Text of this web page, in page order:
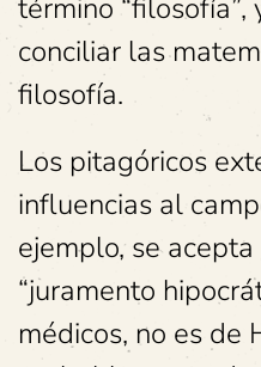
término
conciliar las
filosofía.
Los pitagóricos
influencias al
ejemplo, se
“juramento
médicos, no es de